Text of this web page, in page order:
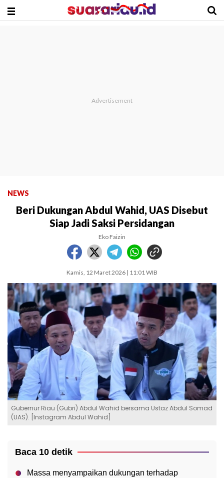
NEWS
Beri Dukungan Abdul Wahid, UAS Disebut
Siap Jadi Saksi Persidangan
Eko Faizin
Kamis, 12 Maret 2026 | 11:01 WIB
Gubernur Riau (Gubri) Abdul Wahid bersama Ustaz Abdul Somad
(UAS). [Instagram Abdul Wahid]
Baca 10 detik
Massa menyampaikan dukungan terhadap